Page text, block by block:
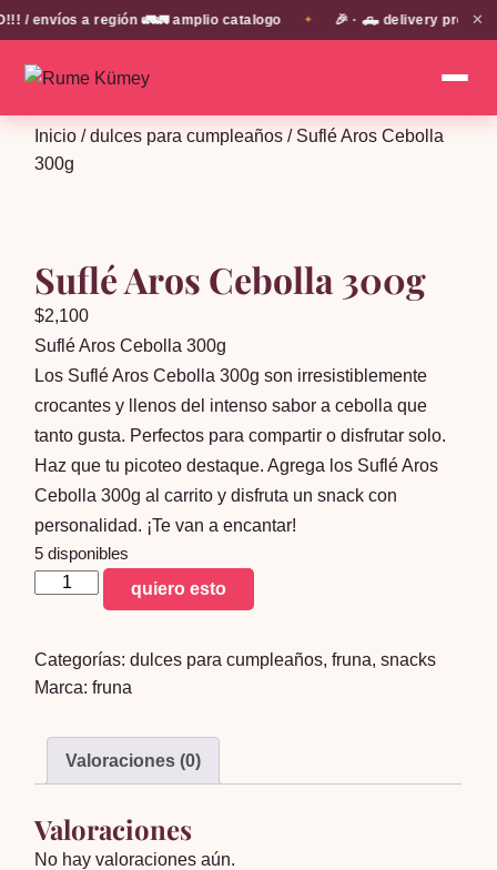
/ envíos a región 🚛🚛 amplio catalogo 🎉 · 🛻 delivery propio en
✕
Inicio /dulces para cumpleaños / Suflé Aros Cebolla
300g
Suflé Aros Cebolla 300g
$2,100
Suflé Aros Cebolla 300g
Los Suflé Aros Cebolla 300g son irresistiblemente
crocantes y llenos del intenso sabor a cebolla que
tanto gusta. Perfectos para compartir o disfrutar solo.
Haz que tu picoteo destaque. Agrega los Suflé Aros
Cebolla 300g al carrito y disfruta un snack con
personalidad. ¡Te van a encantar!
5 disponibles
Suflé
300g
cantidad
quiero esto
Categorías:dulces para cumpleaños,fruna,snacks
Marca:fruna
Valoraciones (0)
Valoraciones
No hay valoraciones aún.